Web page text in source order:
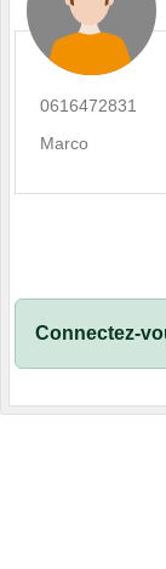
0616472831
Marco
Connectez-